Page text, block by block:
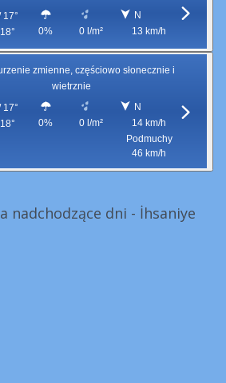
17°
0% 0 l/m²
N
13 km/h
zmienne, częściowo słonecznie i
wietrznie
17°
0% 0 l/m²
N
14 km/h
Podmuchy
46 km/h
nadchodzące dni - İhsaniye